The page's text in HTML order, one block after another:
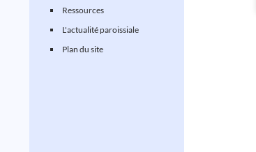
Ressources
L'actualité paroissiale
Plan du site